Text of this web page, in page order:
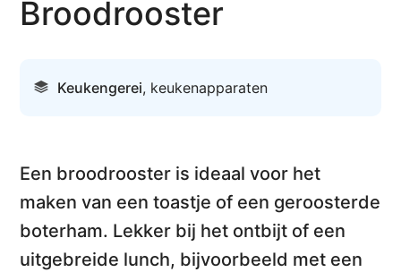
Broodrooster
Keukengerei, keukenapparaten
Een broodrooster is ideaal voor het
maken van een toastje of een geroosterde
boterham. Lekker bij het ontbijt of een
uitgebreide lunch, bijvoorbeeld met een